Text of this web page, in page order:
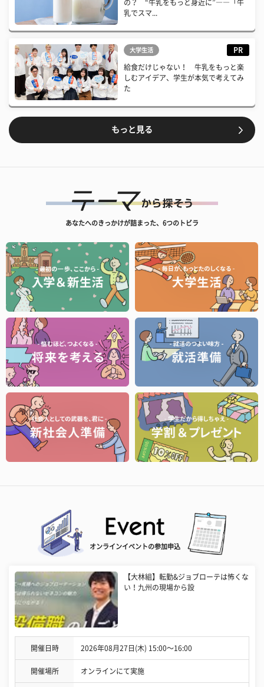
の？ “牛乳をもっと身近に”――「牛
乳でスマ...
大学生活 PR
給食だけじゃない！ 牛乳をもっと楽
しむアイデア、学生が本気で考えてみ
た
もっと見る
あなたへのきっかけが詰まった、6つのトビラ
オンラインイベントの参加申込
【大林組】転勤&ジョブローテは怖くな
い！九州の現場から設
開催日時 2026年08月27日(木) 15:00〜16:00
開催場所 オンラインにて実施